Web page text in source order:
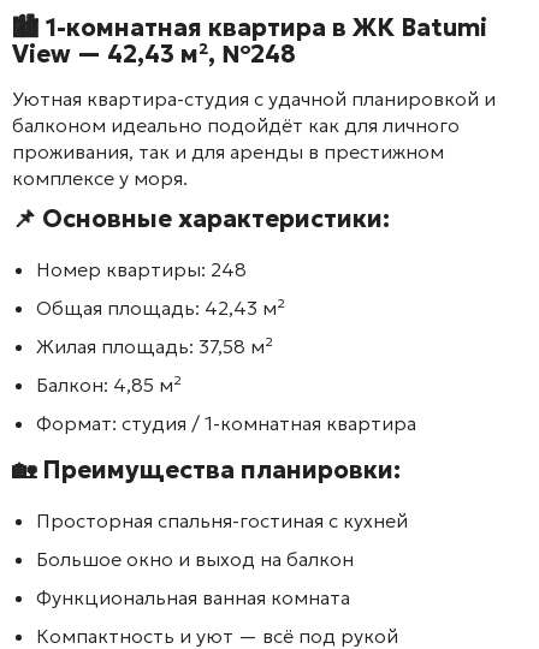
🏙 1-комнатная квартира в ЖК Batumi
View — 42,43 м², №248
Уютная квартира-студия с удачной планировкой и
балконом идеально подойдёт как для личного
проживания, так и для аренды в престижном
комплексе у моря.
📌 Основные характеристики:
Номер квартиры: 248
Общая площадь: 42,43 м²
Жилая площадь: 37,58 м²
Балкон: 4,85 м²
Формат: студия / 1-комнатная квартира
🏡 Преимущества планировки:
Просторная спальня-гостиная с кухней
Большое окно и выход на балкон
Функциональная ванная комната
Компактность и уют — всё под рукой